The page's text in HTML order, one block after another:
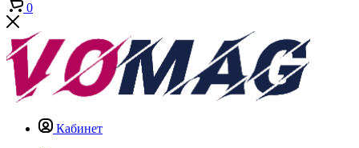
0
Кабинет